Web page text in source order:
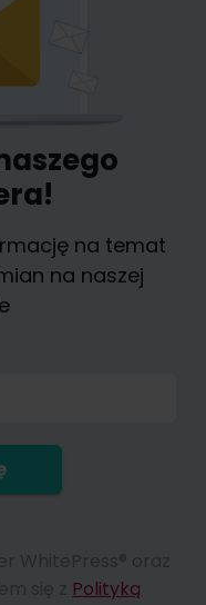
na temat
na naszej
Polityką